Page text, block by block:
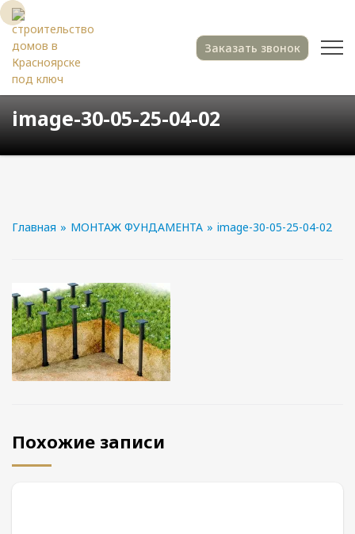
Заказать звонок
image-30-05-25-04-02
Главная » МОНТАЖ ФУНДАМЕНТА » image-30-05-25-04-02
Похожие записи